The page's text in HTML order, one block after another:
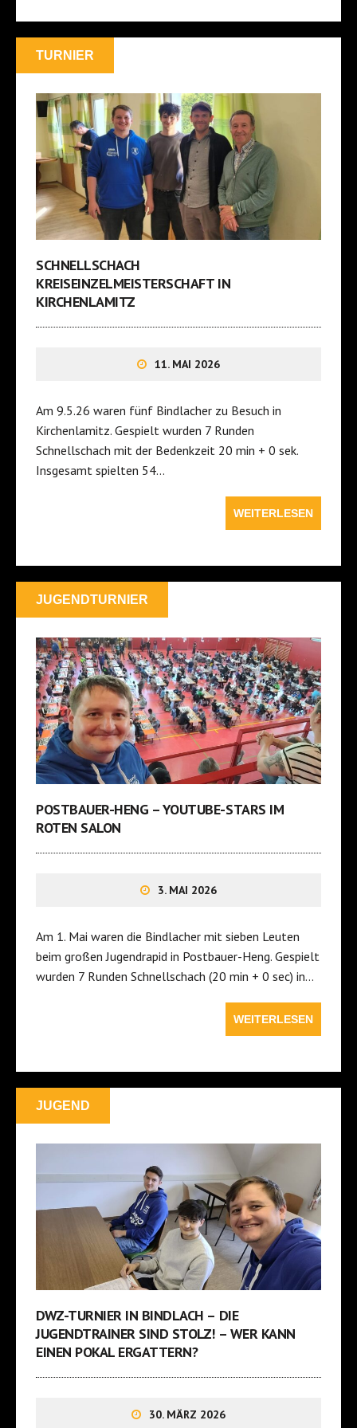
TURNIER
SCHNELLSCHACH
KREISEINZELMEISTERSCHAFT IN
KIRCHENLAMITZ
11. MAI 2026
Am 9.5.26 waren fünf Bindlacher zu Besuch in
Kirchenlamitz. Gespielt wurden 7 Runden
Schnellschach mit der Bedenkzeit 20 min + 0 sek.
Insgesamt spielten 54…
WEITERLESEN
JUGENDTURNIER
POSTBAUER-HENG – YOUTUBE-STARS IM
ROTEN SALON
3. MAI 2026
Am 1. Mai waren die Bindlacher mit sieben Leuten
beim großen Jugendrapid in Postbauer-Heng. Gespielt
wurden 7 Runden Schnellschach (20 min + 0 sec) in…
WEITERLESEN
JUGEND
DWZ-TURNIER IN BINDLACH – DIE
JUGENDTRAINER SIND STOLZ! – WER KANN
EINEN POKAL ERGATTERN?
30. MÄRZ 2026